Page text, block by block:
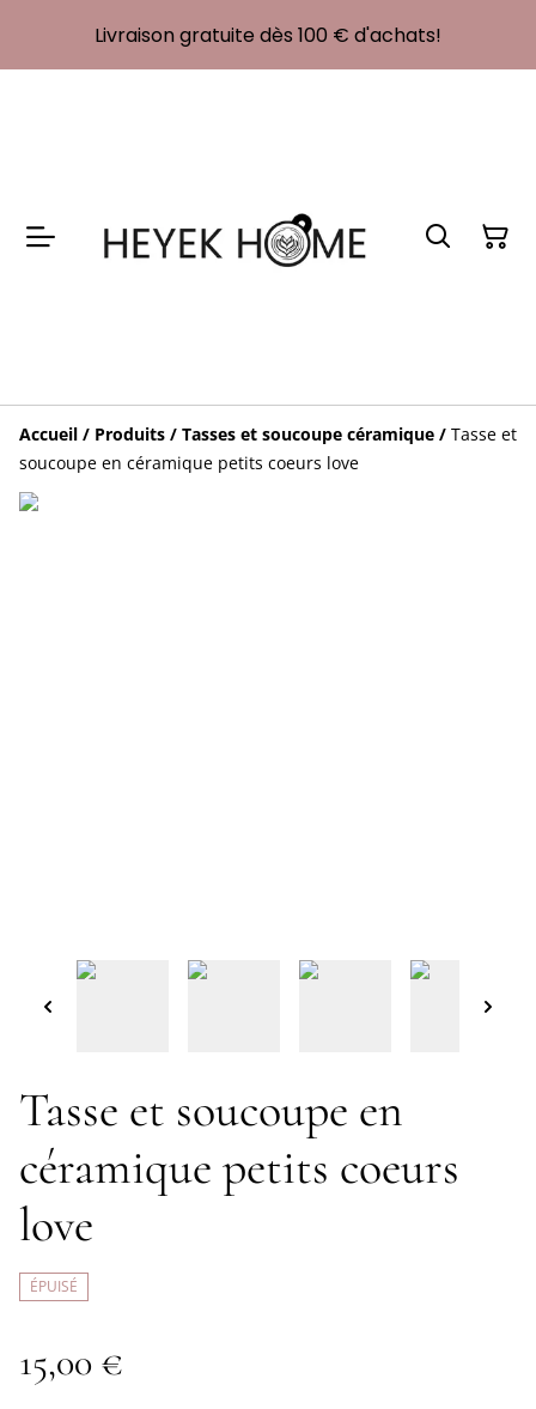
Livraison gratuite dès 100 € d'achats!
Accueil / Produits / Tasses et soucoupe céramique / Tasse et
soucoupe en céramique petits coeurs love
Tasse et soucoupe en
céramique petits coeurs
love
ÉPUISÉ
15,00 €